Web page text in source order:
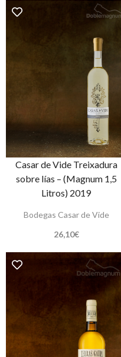
Casar de Vide Treixadura
sobre lías – (Magnum 1,5
Litros) 2019
Bodegas Casar de Vide
26,10€